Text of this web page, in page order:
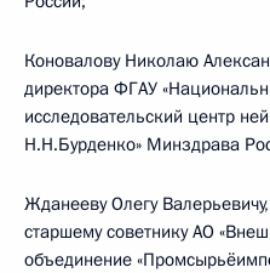
Коновалову Николаю
директора ФГАУ
исследовательский центр
Н.Н.Бурденко» Минздрава
Жданееву Олегу
старшему советнику АО
объединение